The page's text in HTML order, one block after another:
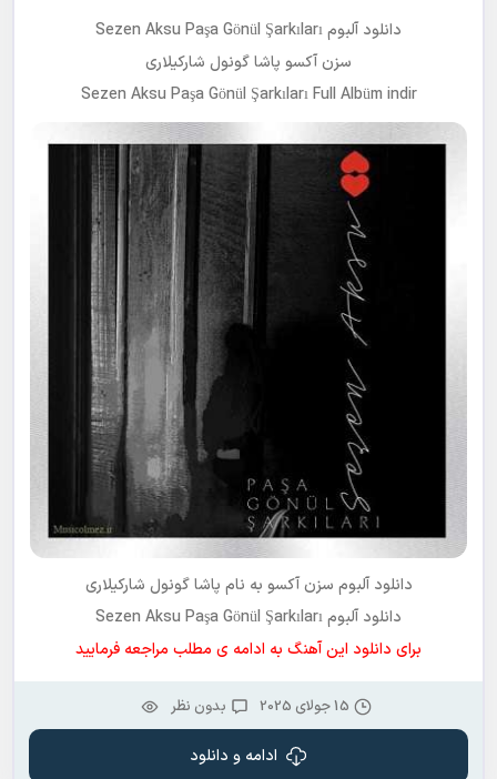
دانلود آلبوم Sezen Aksu Paşa Gönül Şarkıları
سزن آکسو پاشا گونول شارکیلاری
Sezen Aksu Paşa Gönül Şarkıları Full Albüm indir
دانلود آلبوم سزن آکسو به نام پاشا گونول شارکیلاری
دانلود آلبوم Sezen Aksu Paşa Gönül Şarkıları
برای دانلود این آهنگ به ادامه ی مطلب مراجعه فرمایید
15 جولای 2025 بدون نظر
ادامه و دانلود